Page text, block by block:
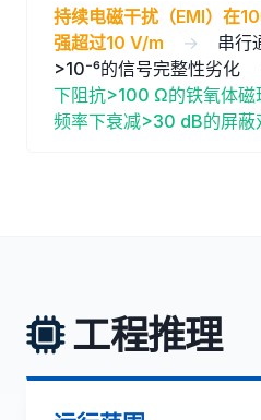
持续电磁干扰（EMI）在
强超过10 V/m
→
串行
>10⁻⁶的信号完整性劣化
下阻抗>100 Ω的铁氧体
频率下衰减>30 dB的屏蔽
工程推理